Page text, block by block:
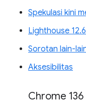
Spekulasi kini
Lighthouse
Sorotan lain-
Aksesibilitas
Chrome 136